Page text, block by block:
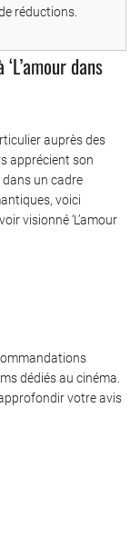
réductions.
dans
auprès des
apprécient son
un cadre
voici
visionné ‘L’amour
dédiés au cinéma.
votre avis